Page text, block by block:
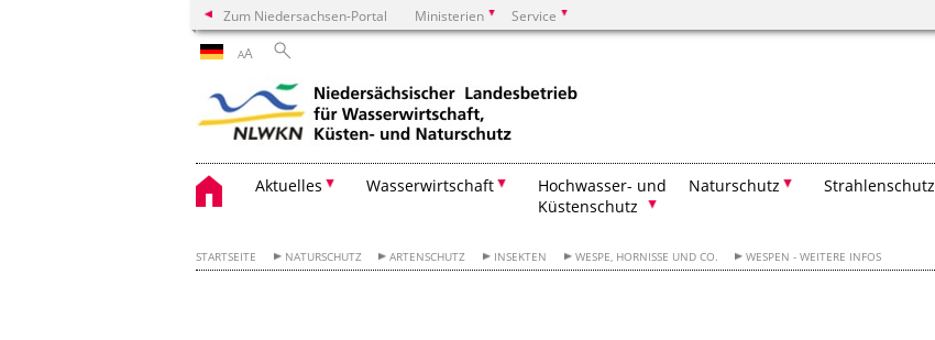
Zum Niedersachsen-Portal Ministerien Service
AA
Aktuelles Wasserwirtschaft
Hochwasser- und
Küstenschutz
Naturschutz Strahlenschutz
STARTSEITE NATURSCHUTZ ARTENSCHUTZ INSEKTEN WESPE, HORNISSE UND CO. WESPEN - WEITERE INFOS